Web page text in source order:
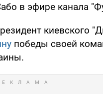
в эфире канала
киевского
победы своей